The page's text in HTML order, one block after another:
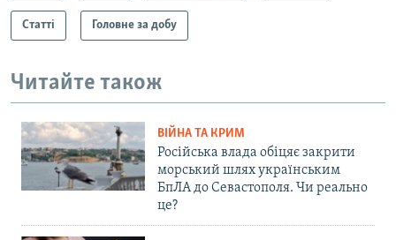
Статті Головне за добу
Читайте також
ВІЙНА ТА КРИМ
Російська влада обіцяє закрити
морський шлях українським
БпЛА до Севастополя. Чи реально
це?